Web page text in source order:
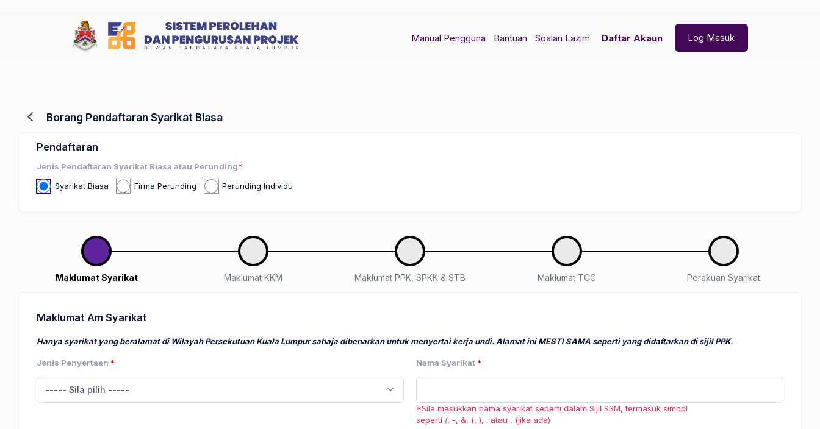
Manual Pengguna Bantuan Soalan Lazim Daftar Akaun Log Masuk
Borang Pendaftaran Syarikat Biasa
Pendaftaran
Jenis Pendaftaran Syarikat Biasa atau Perunding*
Syarikat Biasa
Firma Perunding Perunding Individu
Maklumat Syarikat Maklumat KKM Maklumat PPK, SPKK & STB Maklumat TCC Perakuan Syarikat
Maklumat Am Syarikat
Hanya syarikat yang beralamat di Wilayah Persekutuan Kuala Lumpur sahaja dibenarkan untuk menyertai kerja undi. Alamat ini MESTI SAMA seperti yang didaftarkan di sijil PPK.
Jenis Penyertaan *
----- Sila pilih -----
Nama Syarikat *
*Sila masukkan nama syarikat seperti dalam Sijil SSM, termasuk simbol
seperti /, -, &, (, ), . atau , (jika ada)